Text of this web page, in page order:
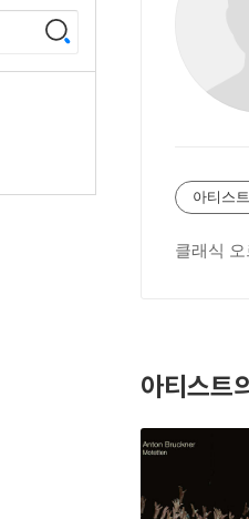
아티스
클래식
아티스트